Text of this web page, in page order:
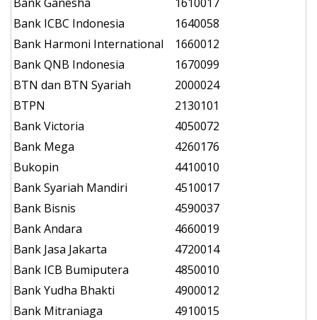
Bank ICBC Indonesia
1640058
Bank Harmoni International
1660012
Bank QNB Indonesia
1670099
BTN dan BTN Syariah
2000024
BTPN
2130101
Bank Victoria
4050072
Bank Mega
4260176
Bukopin
4410010
Bank Syariah Mandiri
4510017
Bank Bisnis
4590037
Bank Andara
4660019
Bank Jasa Jakarta
4720014
Bank ICB Bumiputera
4850010
Bank Yudha Bhakti
4900012
Bank Mitraniaga
4910015